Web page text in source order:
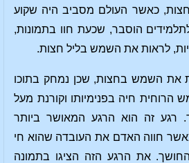
כאשר העולם מסביב היה שקוע
הוסבר, שכעת חוו בתמונות,
לראות את השמש בליל חצות.
את השמש בחצות, שכן נמחק בתוכו
הרוחית חיה בפנימיותו וקורנת מעל
זה הוא הרגע המאושר ביותר
חווה האדם את העובדה שהוא חי
את הרגע הזה הציגו בתמונה